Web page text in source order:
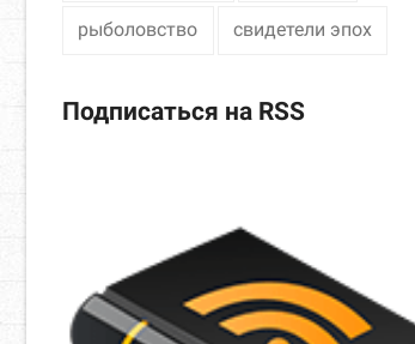
рыболовство свидетели эпох
Подписаться на RSS